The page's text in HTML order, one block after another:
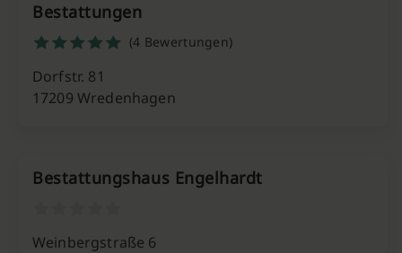
Bestattungen
(4 Bewertungen)
Dorfstr. 81
17209 Wredenhagen
Bestattungshaus Engelhardt
Weinbergstraße 6